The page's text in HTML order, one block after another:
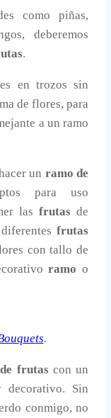
como piñas,
deberemos
.
en trozos sin
de flores, para
a un ramo
un ramo de
para uso
lasfrutas de
frutas
con tallo de
ramo o
.
frutascon un
decorativo. Sin
conmigo, no